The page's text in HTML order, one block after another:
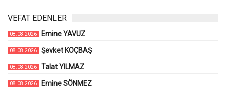
VEFAT EDENLER
08.08.2026 Emine YAVUZ
08.08.2026 Şevket KOÇBAŞ
08.08.2026 Talat YILMAZ
08.08.2026 Emine SÖNMEZ